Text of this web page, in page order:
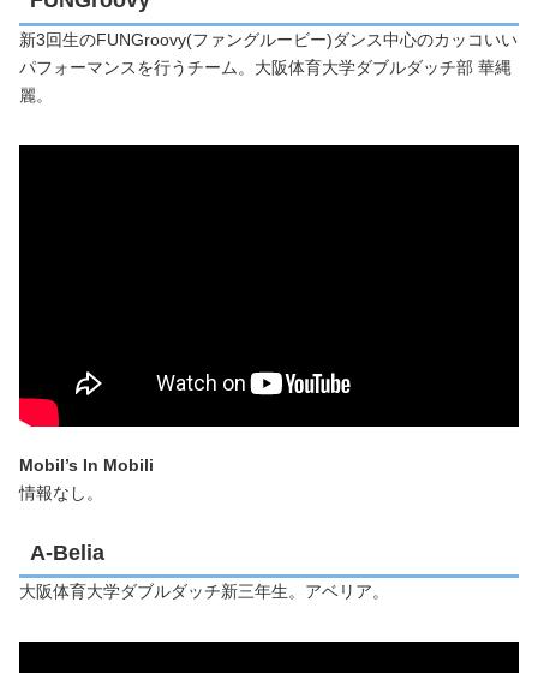
新3回生のFUNGroovy(ファングルービー)ダンス中心のカッコいい
パフォーマンスを行うチーム。大阪体育大学ダブルダッチ部 華縄
麗。
Mobil’s In Mobili
情報なし。
A-Belia
大阪体育大学ダブルダッチ新三年生。アベリア。